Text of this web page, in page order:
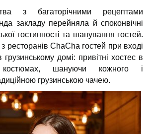
з багаторічними рецептами
закладу перейняла й споконвічні
гостинності та шанування гостей.
ресторанів ChaCha гостей при вході
грузинському домі: привітні хостес в
костюмах, шануючи кожного і
грузинською чачею.